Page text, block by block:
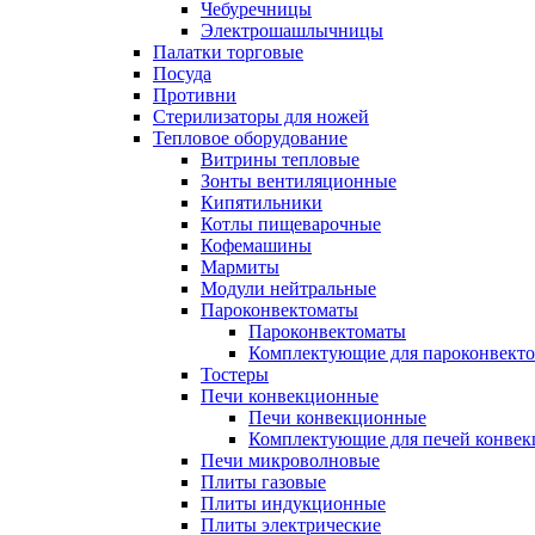
Чебуречницы
Электрошашлычницы
Палатки торговые
Посуда
Противни
Стерилизаторы для ножей
Тепловое оборудование
Витрины тепловые
Зонты вентиляционные
Кипятильники
Котлы пищеварочные
Кофемашины
Мармиты
Модули нейтральные
Пароконвектоматы
Пароконвектоматы
Комплектующие для
Тостеры
Печи конвекционные
Печи конвекционные
Комплектующие для печей
Печи микроволновые
Плиты газовые
Плиты индукционные
Плиты электрические